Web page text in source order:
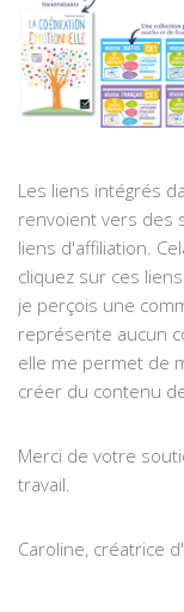
Les liens intégrés
renvoient vers des
liens d'affiliation.
cliquez sur ces
je perçois une
représente aucun
elle me permet de
créer du contenu
Merci de votre
travail.
Caroline, créatrice